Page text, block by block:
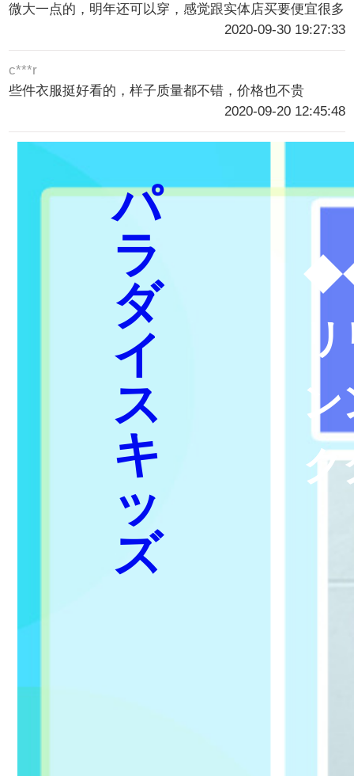
微大一点的，明年还可以穿，感觉跟实体店买要便宜很多
2020-09-30 19:27:33
c***r
些件衣服挺好看的，样子质量都不错，价格也不贵
2020-09-20 12:45:48
パ
ラ
ダ
イ
ス
キ
ッ
ズ
◆
リ
ン
ク